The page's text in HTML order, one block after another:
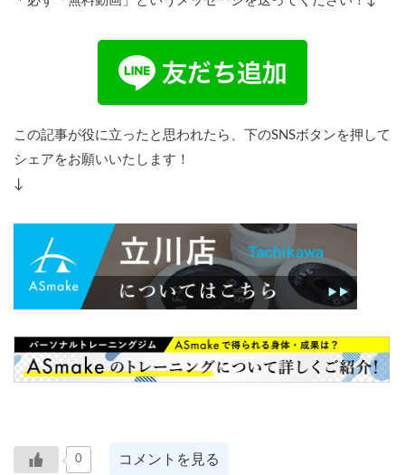
この記事が役に立ったと思われたら、下のSNSボタンを押して
シェアをお願いいたします！
↓
0 コメントを見る